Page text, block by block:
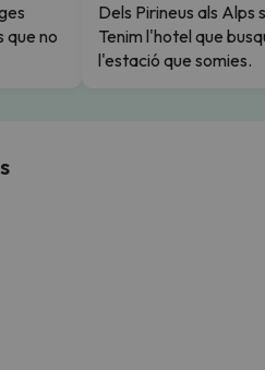
que no
Dels Pirineus als Alps
Tenim l'hotel que
l'estació que somies.